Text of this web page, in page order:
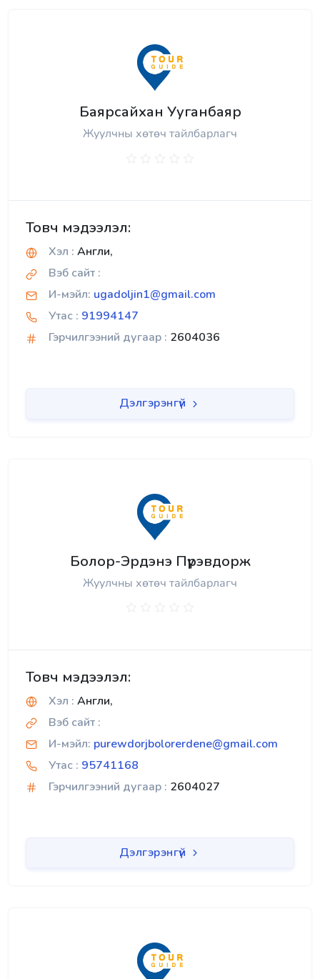
Баярсайхан Ууганбаяр
Жуулчны хөтөч тайлбарлагч
Товч мэдээлэл:
Хэл : Англи,
Вэб сайт :
И-мэйл: ugadoljin1@gmail.com
Утас : 91994147
Гэрчилгээний дугаар : 2604036
Дэлгэрэнгүй
Болор-Эрдэнэ Пүрэвдорж
Жуулчны хөтөч тайлбарлагч
Товч мэдээлэл:
Хэл : Англи,
Вэб сайт :
И-мэйл: purewdorjbolorerdene@gmail.com
Утас : 95741168
Гэрчилгээний дугаар : 2604027
Дэлгэрэнгүй